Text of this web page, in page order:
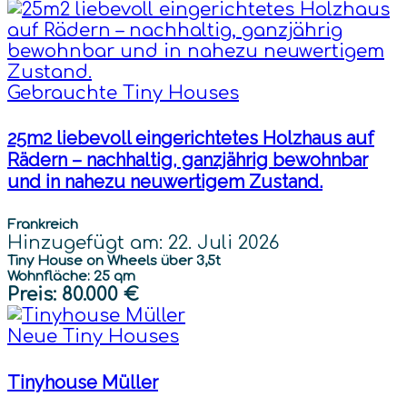
Gebrauchte Tiny Houses
25m2 liebevoll eingerichtetes Holzhaus auf
Rädern – nachhaltig, ganzjährig bewohnbar
und in nahezu neuwertigem Zustand.
Frankreich
Hinzugefügt am: 22. Juli 2026
Tiny House on Wheels über 3,5t
Wohnfläche: 25 qm
Preis: 80.000 €
Neue Tiny Houses
Tinyhouse Müller